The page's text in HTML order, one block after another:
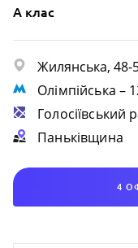
A клас
Жилянська, 48-
Олімпійська –
Голосіївський
Паньківщина
4